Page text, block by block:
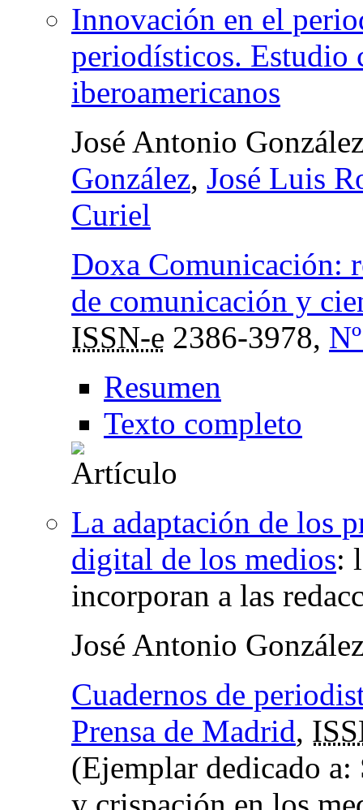
Innovación en el
periodísticos. Estudio
iberoamericanos
José Antonio
González, José Luis
Curiel
Doxa Comunicación:
de comunicación y
ISSN-e 2386-3978,
Resumen
Texto completo
La adaptación de los
digital de los medios:
incorporan a las
José Antonio
Cuadernos de
Prensa de Madrid,
(Ejemplar dedicado